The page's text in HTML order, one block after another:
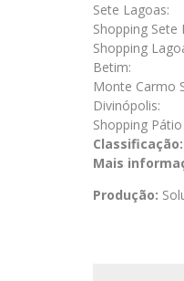
Sete Lagoas:
Shopping
Shopping
Betim:
Monte Carmo
Divinópolis:
Shopping
Classificação:
Mais
Produção: